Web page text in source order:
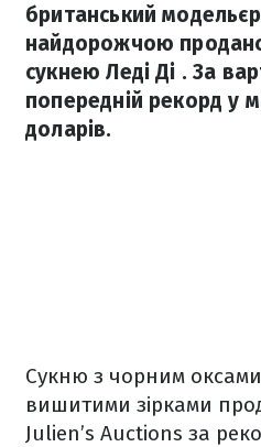
британський
найдорожчою
сукнею Леді Ді . За
попередній рекорд у
доларів.
Сукню з чорним
вишитими зірками
Julien’s Auctions за